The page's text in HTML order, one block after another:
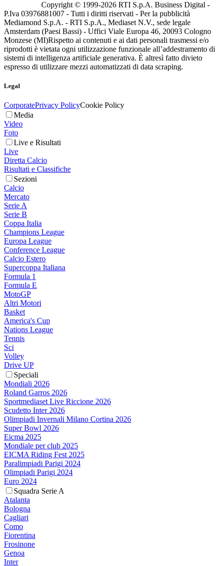
Copyright © 1999-2026 RTI S.p.A. Business Digital -
P.Iva 03976881007 - Tutti i diritti riservati - Per la pubblicità
Mediamond S.p.A. - RTI S.p.A., Mediaset N.V., sede legale
Amsterdam (Paesi Bassi) - Uffici Viale Europa 46, 20093 Cologno
Monzese (MI)Rispetto ai contenuti e ai dati personali trasmessi e/o
riprodotti è vietata ogni utilizzazione funzionale all’addestramento di
sistemi di intelligenza artificiale generativa. È altresì fatto divieto
espresso di utilizzare mezzi automatizzati di data scraping.
Legal
CorporatePrivacy PolicyCookie Policy
Media
Video
Foto
Live e Risultati
Live
Diretta Calcio
Risultati e Classifiche
Sezioni
Calcio
Mercato
Serie A
Serie B
Coppa Italia
Champions League
Europa League
Conference League
Calcio Estero
Supercoppa Italiana
Formula 1
Formula E
MotoGP
Altri Motori
Basket
America's Cup
Nations League
Tennis
Sci
Volley
Drive UP
Speciali
Mondiali 2026
Roland Garros 2026
Sportmediaset Live Riccione 2026
Scudetto Inter 2026
Olimpiadi Invernali Milano Cortina 2026
Super Bowl 2026
Eicma 2025
Mondiale per club 2025
EICMA Riding Fest 2025
Paralimpiadi Parigi 2024
Olimpiadi Parigi 2024
Euro 2024
Squadra Serie A
Atalanta
Bologna
Cagliari
Como
Fiorentina
Frosinone
Genoa
Inter